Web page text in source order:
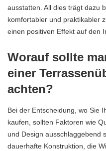
ausstatten. All dies trägt dazu
komfortabler und praktikabler
einen positiven Effekt auf den
Worauf sollte
einer
achten?
Bei der Entscheidung, wo Sie
kaufen, sollten Faktoren wie
und Design ausschlaggebend
dauerhafte Konstruktion, die